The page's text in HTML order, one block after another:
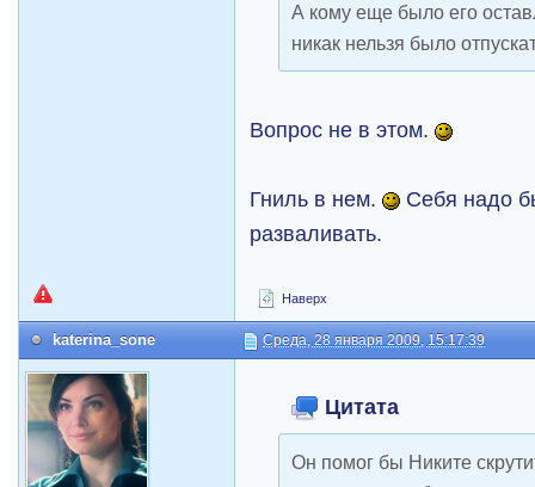
А кому еще было его
никак нельзя было
Вопрос не в этом.
Гниль в нем.
Себя надо
разваливать.
Наверх
katerina_sone Среда, 28 января 2009, 15:17:39
Цитата
Он помог бы Никите